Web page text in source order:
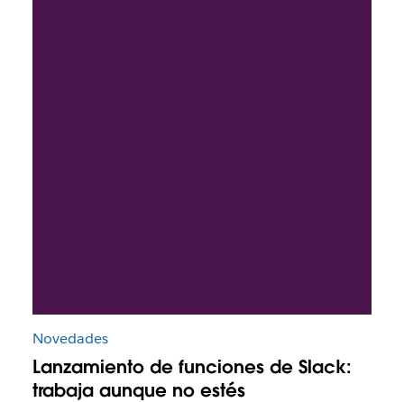
Novedades
Lanzamiento de funciones de Slack:
trabaja aunque no estés